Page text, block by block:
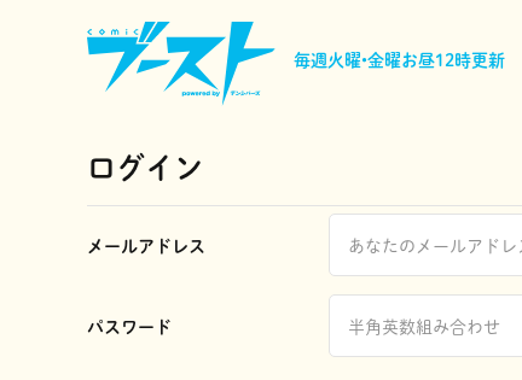
毎週火曜•金曜お昼12時更新
ログイン
メールアドレス
パスワード